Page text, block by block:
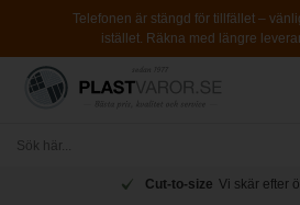
Telefonen är stängd för tillfället –
istället. Räkna med längre
Cut-to-size Vi skär efter